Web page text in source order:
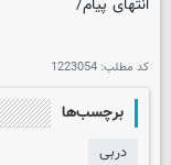
کد مطلب: 1223054
برچسب‌ها
دربی